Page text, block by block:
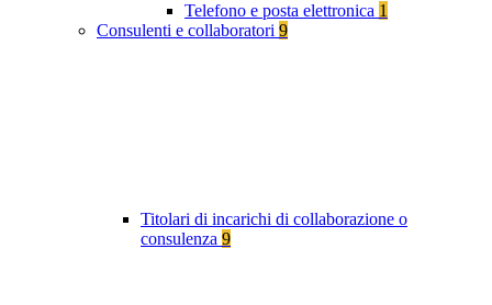
Telefono e posta elettronica 1
Consulenti e collaboratori 9
Titolari di incarichi di collaborazione o
consulenza 9